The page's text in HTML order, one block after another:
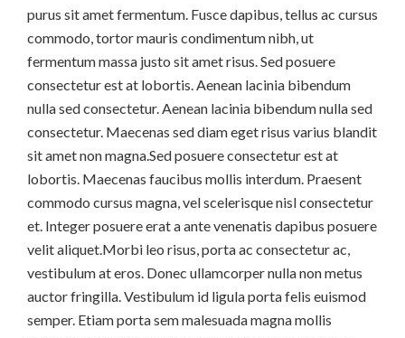
purus sit amet fermentum. Fusce dapibus, tellus ac cursus
commodo, tortor mauris condimentum nibh, ut
fermentum massa justo sit amet risus. Sed posuere
consectetur est at lobortis. Aenean lacinia bibendum
nulla sed consectetur. Aenean lacinia bibendum nulla sed
consectetur. Maecenas sed diam eget risus varius blandit
sit amet non magna.Sed posuere consectetur est at
lobortis. Maecenas faucibus mollis interdum. Praesent
commodo cursus magna, vel scelerisque nisl consectetur
et. Integer posuere erat a ante venenatis dapibus posuere
velit aliquet.Morbi leo risus, porta ac consectetur ac,
vestibulum at eros. Donec ullamcorper nulla non metus
auctor fringilla. Vestibulum id ligula porta felis euismod
semper. Etiam porta sem malesuada magna mollis